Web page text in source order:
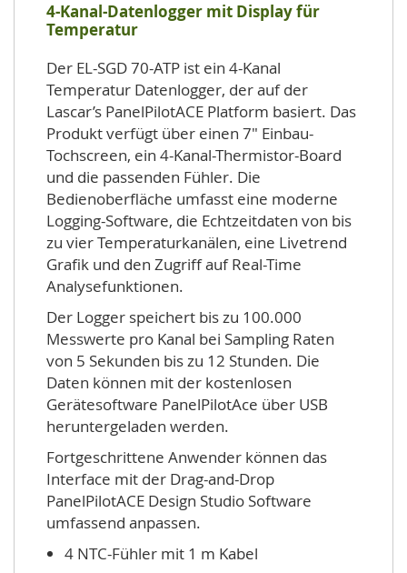
4-Kanal-Datenlogger mit Display für
Temperatur
Der EL-SGD 70-ATP ist ein 4-Kanal
Temperatur Datenlogger, der auf der
Lascar’s PanelPilotACE Platform basiert. Das
Produkt verfügt über einen 7" Einbau-
Tochscreen, ein 4-Kanal-Thermistor-Board
und die passenden Fühler. Die
Bedienoberfläche umfasst eine moderne
Logging-Software, die Echtzeitdaten von bis
zu vier Temperaturkanälen, eine Livetrend
Grafik und den Zugriff auf Real-Time
Analysefunktionen.
Der Logger speichert bis zu 100.000
Messwerte pro Kanal bei Sampling Raten
von 5 Sekunden bis zu 12 Stunden. Die
Daten können mit der kostenlosen
Gerätesoftware PanelPilotAce über USB
heruntergeladen werden.
Fortgeschrittene Anwender können das
Interface mit der Drag-and-Drop
PanelPilotACE Design Studio Software
umfassend anpassen.
4 NTC-Fühler mit 1 m Kabel